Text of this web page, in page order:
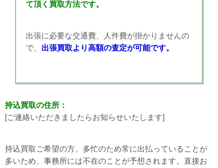
て頂く買取方法です。
出張に必要な交通費、人件費が掛かりませんの
で、 出張買取より高額の査定が可能です。
持込買取の住所：
[ご連絡いただきましたらお知らせいたします]
持込買取ご希望の方、多忙のため常に出払っていることが
多いため、事務所には不在のことが予想されます。直接お